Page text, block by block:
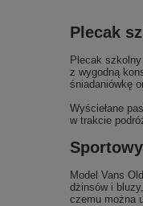
Plecak
Plecak
z wygodną
śniadaniówkę
Wyściełane
w trakcie
Model Vans
dżinsów i
czemu można